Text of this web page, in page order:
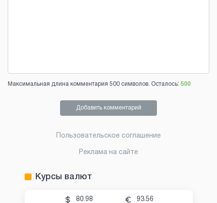
Максимальная длина комментария 500 символов. Осталось: 500
Добавить комментарий
Пользовательское соглашение
Реклама на сайте
Курсы валют
80.98 93.56